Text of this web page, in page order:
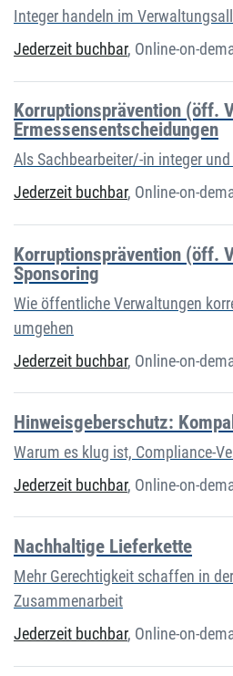
Integer handeln im
Jederzeit buchbar, Online-on-
Korruptionsprävention (öff.
Ermessensentscheidungen
Als Sachbearbeiter/-in integer
Jederzeit buchbar, Online-on-
Korruptionsprävention (öff.
Sponsoring
Wie öffentliche Verwaltungen
umgehen
Jederzeit buchbar, Online-on-
Hinweisgeberschutz:
Warum es klug ist, Compliance-
Jederzeit buchbar, Online-on-
Nachhaltige Lieferkette
Mehr Gerechtigkeit schaffen in
Zusammenarbeit
Jederzeit buchbar, Online-on-